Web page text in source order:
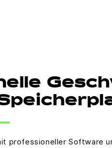
professioneller Software